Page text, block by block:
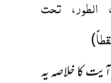
الطور، تحت
)
کا خلاصہ یہ